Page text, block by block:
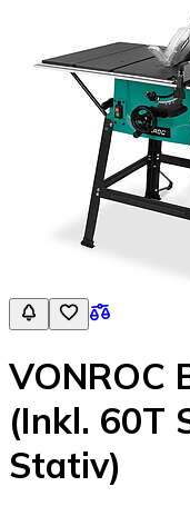
VONROC
(Inkl. 60T
Stativ)